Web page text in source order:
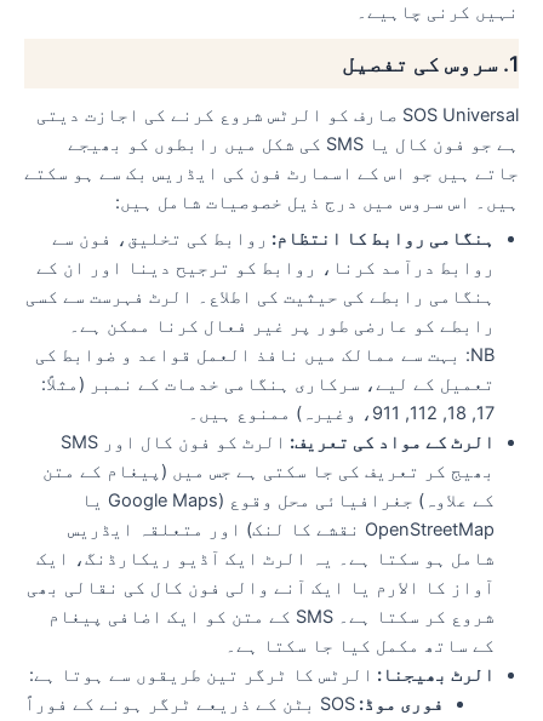
نہیں کرنی چاہیے۔
1. سروس کی تفصیل
SOS Universal صارف کو الرٹس شروع کرنے کی اجازت دیتی
ہے جو فون کال یا SMS کی شکل میں رابطوں کو بھیجے
جاتے ہیں جو اس کے اسمارٹ فون کی ایڈریس بک سے ہو سکتے
ہیں۔ اس سروس میں درج ذیل خصوصیات شامل ہیں:
ہنگامی روابط کا انتظام: روابط کی تخلیق، فون سے
روابط درآمد کرنا، روابط کو ترجیح دینا اور ان کے
ہنگامی رابطے کی حیثیت کی اطلاع۔ الرٹ فہرست سے کسی
رابطے کو عارضی طور پر غیر فعال کرنا ممکن ہے۔
NB: بہت سے ممالک میں نافذ العمل قواعد و ضوابط کی
تعمیل کے لیے، سرکاری ہنگامی خدمات کے نمبر (مثلاً:
17, 18, 112, 911، وغیرہ) ممنوع ہیں۔
الرٹ کے مواد کی تعریف:
الرٹ کو فون کال اور SMS
بھیج کر تعریف کی جا سکتی ہے جس میں (پیغام کے متن
کے علاوہ) جغرافیائی محل وقوع (Google Maps یا
OpenStreetMap نقشے کا لنک) اور متعلقہ ایڈریس
شامل ہو سکتا ہے۔ یہ الرٹ ایک آڈیو ریکارڈنگ، ایک
آواز کا الارم یا ایک آنے والی فون کال کی نقالی بھی
شروع کر سکتا ہے۔ SMS کے متن کو ایک اضافی پیغام
کے ساتھ مکمل کیا جا سکتا ہے۔
الرٹ بھیجنا: الرٹس کا ٹرگر تین طریقوں سے ہوتا ہے:
فوری موڈ:
SOS بٹن کے ذریعے ٹرگر ہونے کے فوراً